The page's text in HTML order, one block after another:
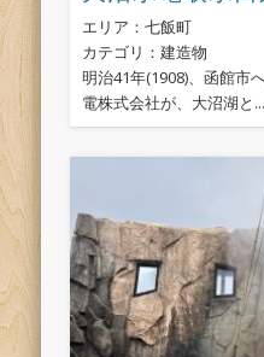
エリア：七飯町
カテゴリ：建造物
明治41年(1908)、函館市
電株式会社が、大沼湖と...